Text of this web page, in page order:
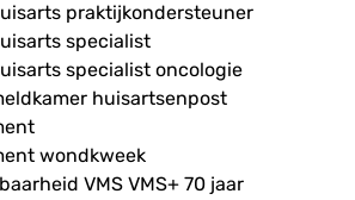
praktijkondersteuner
specialist
specialist oncologie
huisartsenpost
wondkweek
VMS VMS+ 70 jaar